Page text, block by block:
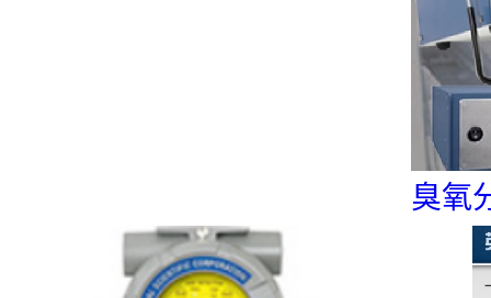
洁净室监测&先进制造业应用
氮氧化物分析仪，直接测量法&
臭氧